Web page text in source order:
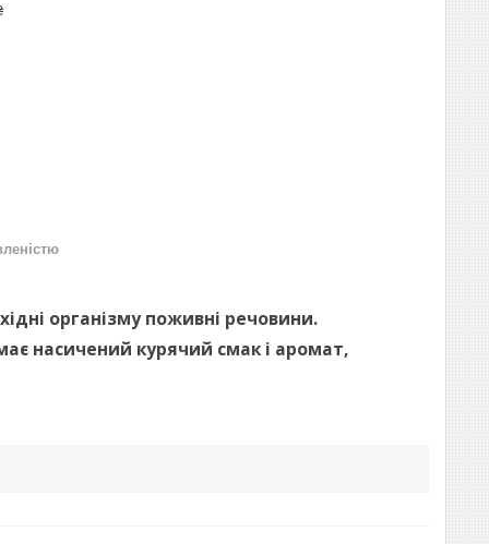
організму поживні речовини.
насичений курячий смак і аромат,